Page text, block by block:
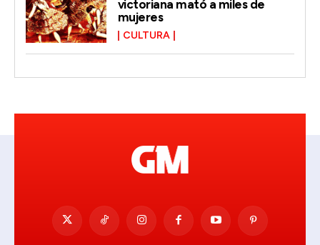
victoriana mató a miles de
mujeres
CULTURA